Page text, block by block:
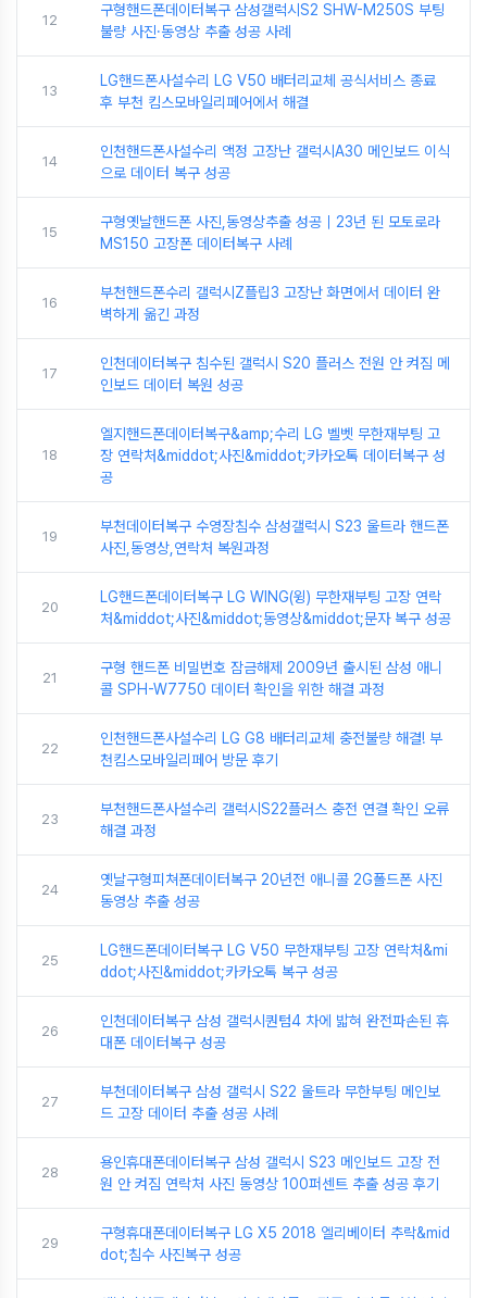
12
구형핸드폰데이터복구 삼성갤럭시S2 SHW-M250S 부팅
불량 사진·동영상 추출 성공 사례
13
LG핸드폰사설수리 LG V50 배터리교체 공식서비스 종료
후 부천 킴스모바일리페어에서 해결
14
인천핸드폰사설수리 액정 고장난 갤럭시A30 메인보드 이식
으로 데이터 복구 성공
15
구형옛날핸드폰 사진,동영상추출 성공｜23년 된 모토로라
MS150 고장폰 데이터복구 사례
16
부천핸드폰수리 갤럭시Z플립3 고장난 화면에서 데이터 완
벽하게 옮긴 과정
17
인천데이터복구 침수된 갤럭시 S20 플러스 전원 안 켜짐 메
인보드 데이터 복원 성공
18
엘지핸드폰데이터복구&amp;수리 LG 벨벳 무한재부팅 고
장 연락처&middot;사진&middot;카카오톡 데이터복구 성
공
19
부천데이터복구 수영장침수 삼성갤럭시 S23 울트라 핸드폰
사진,동영상,연락처 복원과정
20
LG핸드폰데이터복구 LG WING(윙) 무한재부팅 고장 연락
처&middot;사진&middot;동영상&middot;문자 복구 성공
21
구형 핸드폰 비밀번호 잠금해제 2009년 출시된 삼성 애니
콜 SPH-W7750 데이터 확인을 위한 해결 과정
22
인천핸드폰사설수리 LG G8 배터리교체 충전불량 해결! 부
천킴스모바일리페어 방문 후기
23
부천핸드폰사설수리 갤럭시S22플러스 충전 연결 확인 오류
해결 과정
24
옛날구형피쳐폰데이터복구 20년전 애니콜 2G폴드폰 사진
동영상 추출 성공
25
LG핸드폰데이터복구 LG V50 무한재부팅 고장 연락처&mi
ddot;사진&middot;카카오톡 복구 성공
26
인천데이터복구 삼성 갤럭시퀀텀4 차에 밟혀 완전파손된 휴
대폰 데이터복구 성공
27
부천데이터복구 삼성 갤럭시 S22 울트라 무한부팅 메인보
드 고장 데이터 추출 성공 사례
28
용인휴대폰데이터복구 삼성 갤럭시 S23 메인보드 고장 전
원 안 켜짐 연락처 사진 동영상 100퍼센트 추출 성공 후기
29
구형휴대폰데이터복구 LG X5 2018 엘리베이터 추락&mid
dot;침수 사진복구 성공